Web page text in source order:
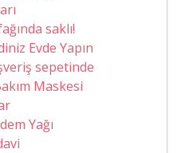
saklı!
Evde Yapın
sepetinde
Maskesi
Yağı